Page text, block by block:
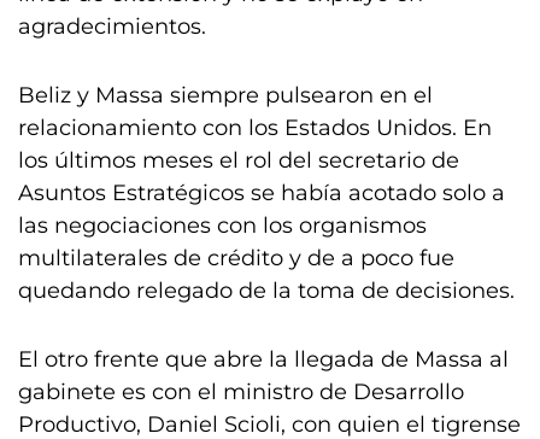
agradecimientos.
Beliz y Massa siempre pulsearon en el
relacionamiento con los Estados Unidos. En
los últimos meses el rol del secretario de
Asuntos Estratégicos se había acotado solo a
las negociaciones con los organismos
multilaterales de crédito y de a poco fue
quedando relegado de la toma de decisiones.
El otro frente que abre la llegada de Massa al
gabinete es con el ministro de Desarrollo
Productivo, Daniel Scioli, con quien el tigrense